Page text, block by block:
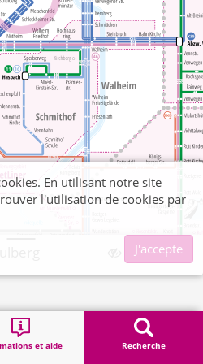
et aide Recherche
En utilisant notre site
l'utilisation de cookies par
J'accepte